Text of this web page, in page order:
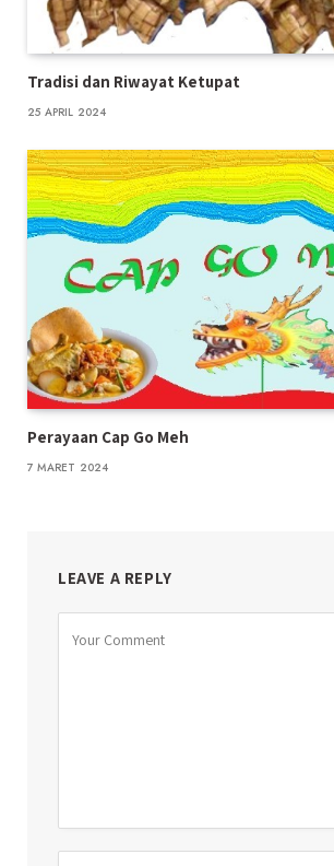
Tradisi dan Riwayat Ketupat
25 APRIL 2024
Perayaan Cap Go Meh
7 MARET 2024
LEAVE A REPLY